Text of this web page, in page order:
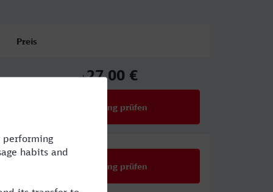
Preis
ab27,00 €
Verbindung prüfen
Verbindung prüfen